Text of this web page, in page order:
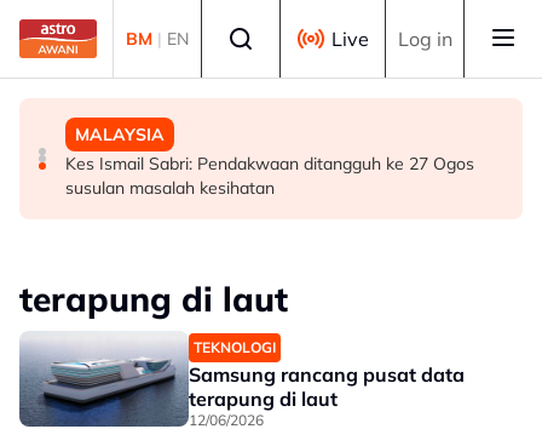
Skip to main content
BM | EN Live Log in
BISNES
Bursa Malaysia dibuka rendah, menjejaki penyusutan
semalaman Wall Street
MALAYSIA
Bekas Ketua Hakim Negara Tun Mohamed Eusoff Chin
meninggal dunia pada usia 91 tahun
MALAYSIA
Kes Ismail Sabri: Pendakwaan ditangguh ke 27 Ogos
susulan masalah kesihatan
terapung di laut
TEKNOLOGI
Samsung rancang pusat data
terapung di laut
12/06/2026